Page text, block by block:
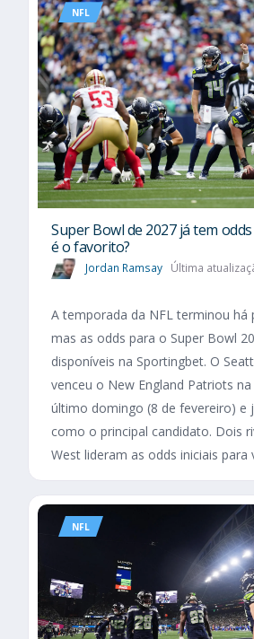
NFL
Super Bowl de 2027 já tem
é o favorito?
Jordan Ramsay Última
A temporada da NFL terminou há
mas as odds para o Super Bowl
disponíveis na Sportingbet. O
venceu o New England Patriots
último domingo (8 de fevereiro) e
como o principal candidato. Dois
West lideram as odds iniciais para
NFL